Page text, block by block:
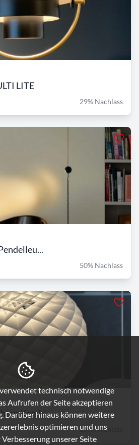
LITE
29% Nachlass
50% Nachlass
Kombi...
25% Nachlass
technisch notwendige
Aufrufen der Seite akzeptieren
Darüber hinaus können weitere
optimieren und uns
unserer Seite